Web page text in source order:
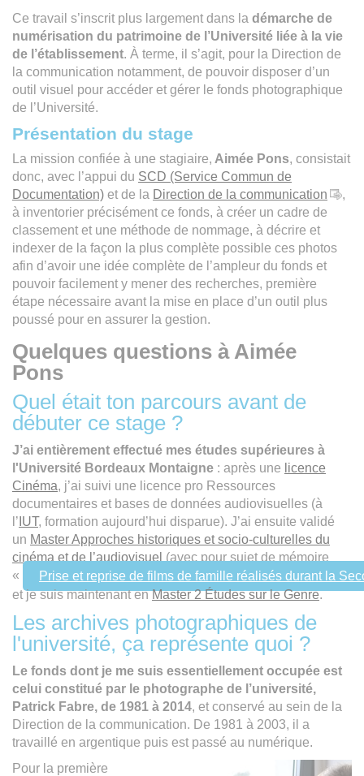
Ce travail s’inscrit plus largement dans la démarche de
numérisation du patrimoine de l’Université liée à la vie
de l’établissement. À terme, il s’agit, pour la Direction de
la communication notamment, de pouvoir disposer d’un
outil visuel pour accéder et gérer le fonds photographique
de l’Université.
Présentation du stage
La mission confiée à une stagiaire, Aimée Pons, consistait
donc, avec l’appui du SCD (Service Commun de
Documentation) et de la Direction de la communication
,
à inventorier précisément ce fonds, à créer un cadre de
classement et une méthode de nommage, à décrire et
indexer de la façon la plus complète possible ces photos
afin d’avoir une idée complète de l’ampleur du fonds et
pouvoir facilement y mener des recherches, première
étape nécessaire avant la mise en place d’un outil plus
poussé pour en assurer la gestion.
Quelques questions à Aimée
Pons
Quel était ton parcours avant de
débuter ce stage ?
J’ai entièrement effectué mes études supérieures à
l'Université Bordeaux Montaigne : après une licence
Cinéma, j’ai suivi une licence pro Ressources
documentaires et bases de données audiovisuelles (à
l’ IUT, formation aujourd’hui disparue). J’ai ensuite validé
un Master Approches historiques et socio-culturelles du
cinéma et de l’audiovisuel (avec pour sujet de mémoire
«
Prise et reprise de films de famille réalisés durant la
et je suis maintenant enMaster 2 Études sur le Genre.
Les archives photographiques de
l'université, ça représente quoi ?
Le fonds dont je me suis essentiellement occupée est
celui constitué par le photographe de l’université,
Patrick Fabre, de 1981 à 2014, et conservé au sein de la
Direction de la communication. De 1981 à 2003, il a
travaillé en argentique puis est passé au numérique.
Pour la première